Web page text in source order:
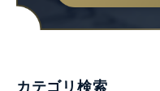
カテゴリ検索